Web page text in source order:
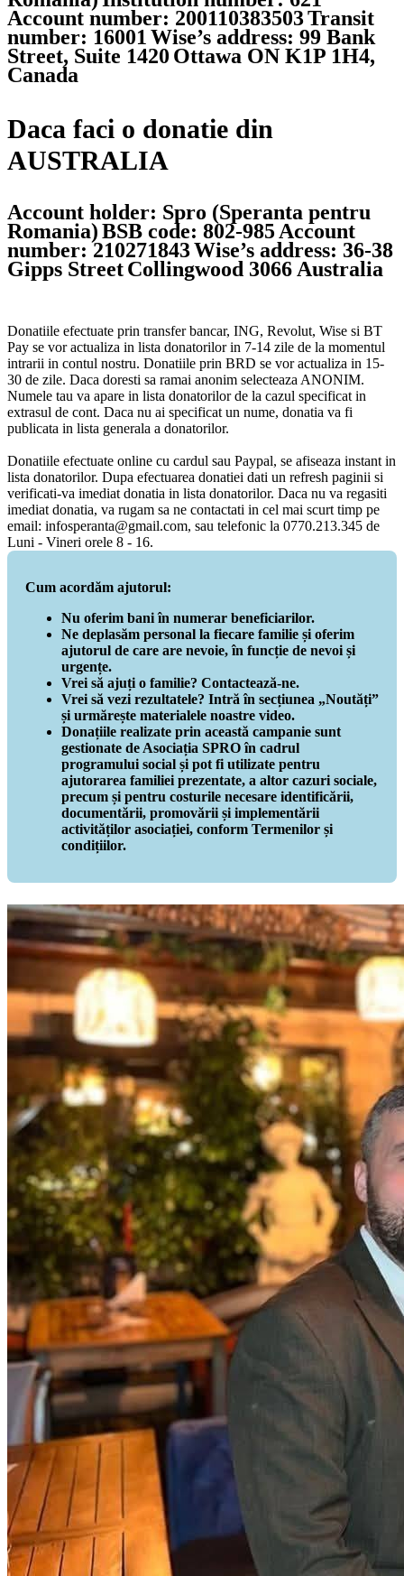
Account number: 200110383503Transit
number: 16001Wise’s address: 99 Bank
Street, Suite 1420 Ottawa ON K1P 1H4,
Canada
Daca faci o donatie din
AUSTRALIA
Account holder: Spro (Speranta pentru
Romania)BSB code: 802-985Account
number: 210271843Wise’s address: 36-38
Gipps StreetCollingwood 3066 Australia
Donatiile efectuate prin transfer bancar, ING, Revolut, Wise si BT
Pay se vor actualiza in lista donatorilor in 7-14 zile de la momentul
intrarii in contul nostru. Donatiile prin BRD se vor actualiza in 15-
30 de zile. Daca doresti sa ramai anonim selecteaza ANONIM.
Numele tau va apare in lista donatorilor de la cazul specificat in
extrasul de cont. Daca nu ai specificat un nume, donatia va fi
publicata in lista generala a donatorilor.
Donatiile efectuate online cu cardul sau Paypal, se afiseaza instant in
lista donatorilor. Dupa efectuarea donatiei dati un refresh paginii si
verificati-va imediat donatia in lista donatorilor. Daca nu va regasiti
imediat donatia, va rugam sa ne contactati in cel mai scurt timp pe
email: infosperanta@gmail.com, sau telefonic la 0770.213.345 de
Luni - Vineri orele 8 - 16.
Cum acordăm ajutorul:
Nu oferim bani în numerar beneficiarilor.
Ne deplasăm personal la fiecare familie și oferim
ajutorul de care are nevoie, în funcție de nevoi și
urgențe.
Vrei să ajuți o familie? Contactează-ne.
Vrei să vezi rezultatele? Intră în secțiunea „Noutăți”
și urmărește materialele noastre video.
Donațiile realizate prin această campanie sunt
gestionate de Asociația SPRO în cadrul
programului social și pot fi utilizate pentru
ajutorarea familiei prezentate, a altor cazuri sociale,
precum și pentru costurile necesare identificării,
documentării, promovării și implementării
activităților asociației, conform Termenilor și
condițiilor.